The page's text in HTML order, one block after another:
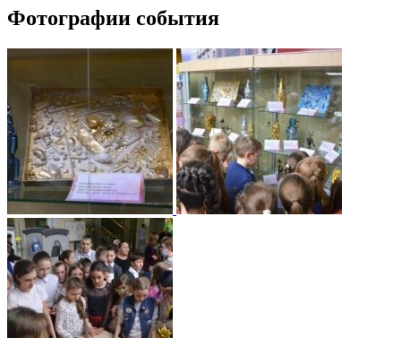
Фотографии события